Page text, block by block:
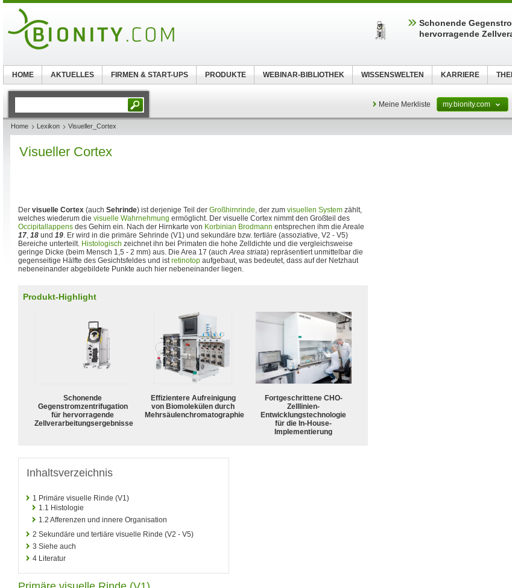
Meine Merkliste my.bionity.com
Home Lexikon Visueller_Cortex
Visueller Cortex
Der visuelle Cortex (auch Sehrinde) ist derjenige Teil der Großhirnrinde, der zum visuellen System zählt,
welches wiederum die visuelle Wahrnehmung ermöglicht. Der visuelle Cortex nimmt den Großteil des
Occipitallappens des Gehirn ein. Nach der Hirnkarte von Korbinian Brodmann entsprechen ihm die Areale
17, 18 und 19. Er wird in die primäre Sehrinde (V1) und sekundäre bzw. tertiäre (assoziative, V2 - V5)
Bereiche unterteilt. Histologisch zeichnet ihn bei Primaten die hohe Zelldichte und die vergleichsweise
geringe Dicke (beim Mensch 1,5 - 2 mm) aus. Die Area 17 (auchArea striata) repräsentiert unmittelbar die
gegenseitige Hälfte des Gesichtsfeldes und istretinotop aufgebaut, was bedeutet, dass auf der Netzhaut
nebeneinander abgebildete Punkte auch hier nebeneinander liegen.
Produkt-Highlight
Schonende
Gegenstromzentrifugation
für hervorragende
Zellverarbeitungsergebnisse
Effizientere Aufreinigung
von Biomolekülen durch
Mehrsäulenchromatographie
Fortgeschrittene CHO-
Zelllinien-
Entwicklungstechnologie
für die In-House-
Implementierung
Inhaltsverzeichnis
1 Primäre visuelle Rinde (V1)
1.1 Histologie
1.2 Afferenzen und innere Organisation
2 Sekundäre und tertiäre visuelle Rinde (V2 - V5)
3 Siehe auch
4 Literatur
Schonende
hervorragende
HOME AKTUELLES FIRMEN & START-UPS PRODUKTE WEBINAR-BIBLIOTHEK WISSENSWELTEN KARRIERE